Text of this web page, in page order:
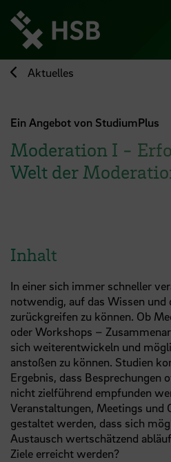
zum
Seiteninhalt
springen
Aktuelles
Ein Angebot von StudiumPlus
Moderation I -
Welt der
Inhalt
In einer sich immer schneller
notwendig, auf das Wissen und
zurückgreifen zu können. Ob
oder Workshops –
sich weiterentwickeln und
anstoßen zu können. Studien
Ergebnis, dass Besprechungen
nicht zielführend empfunden
Veranstaltungen, Meetings und
gestaltet werden, dass sich
Austausch wertschätzend
Ziele erreicht werden?